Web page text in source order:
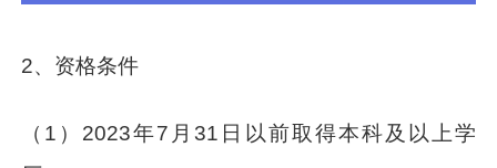
2、资格条件
（1）2023年7月31日以前取得本科及以上学